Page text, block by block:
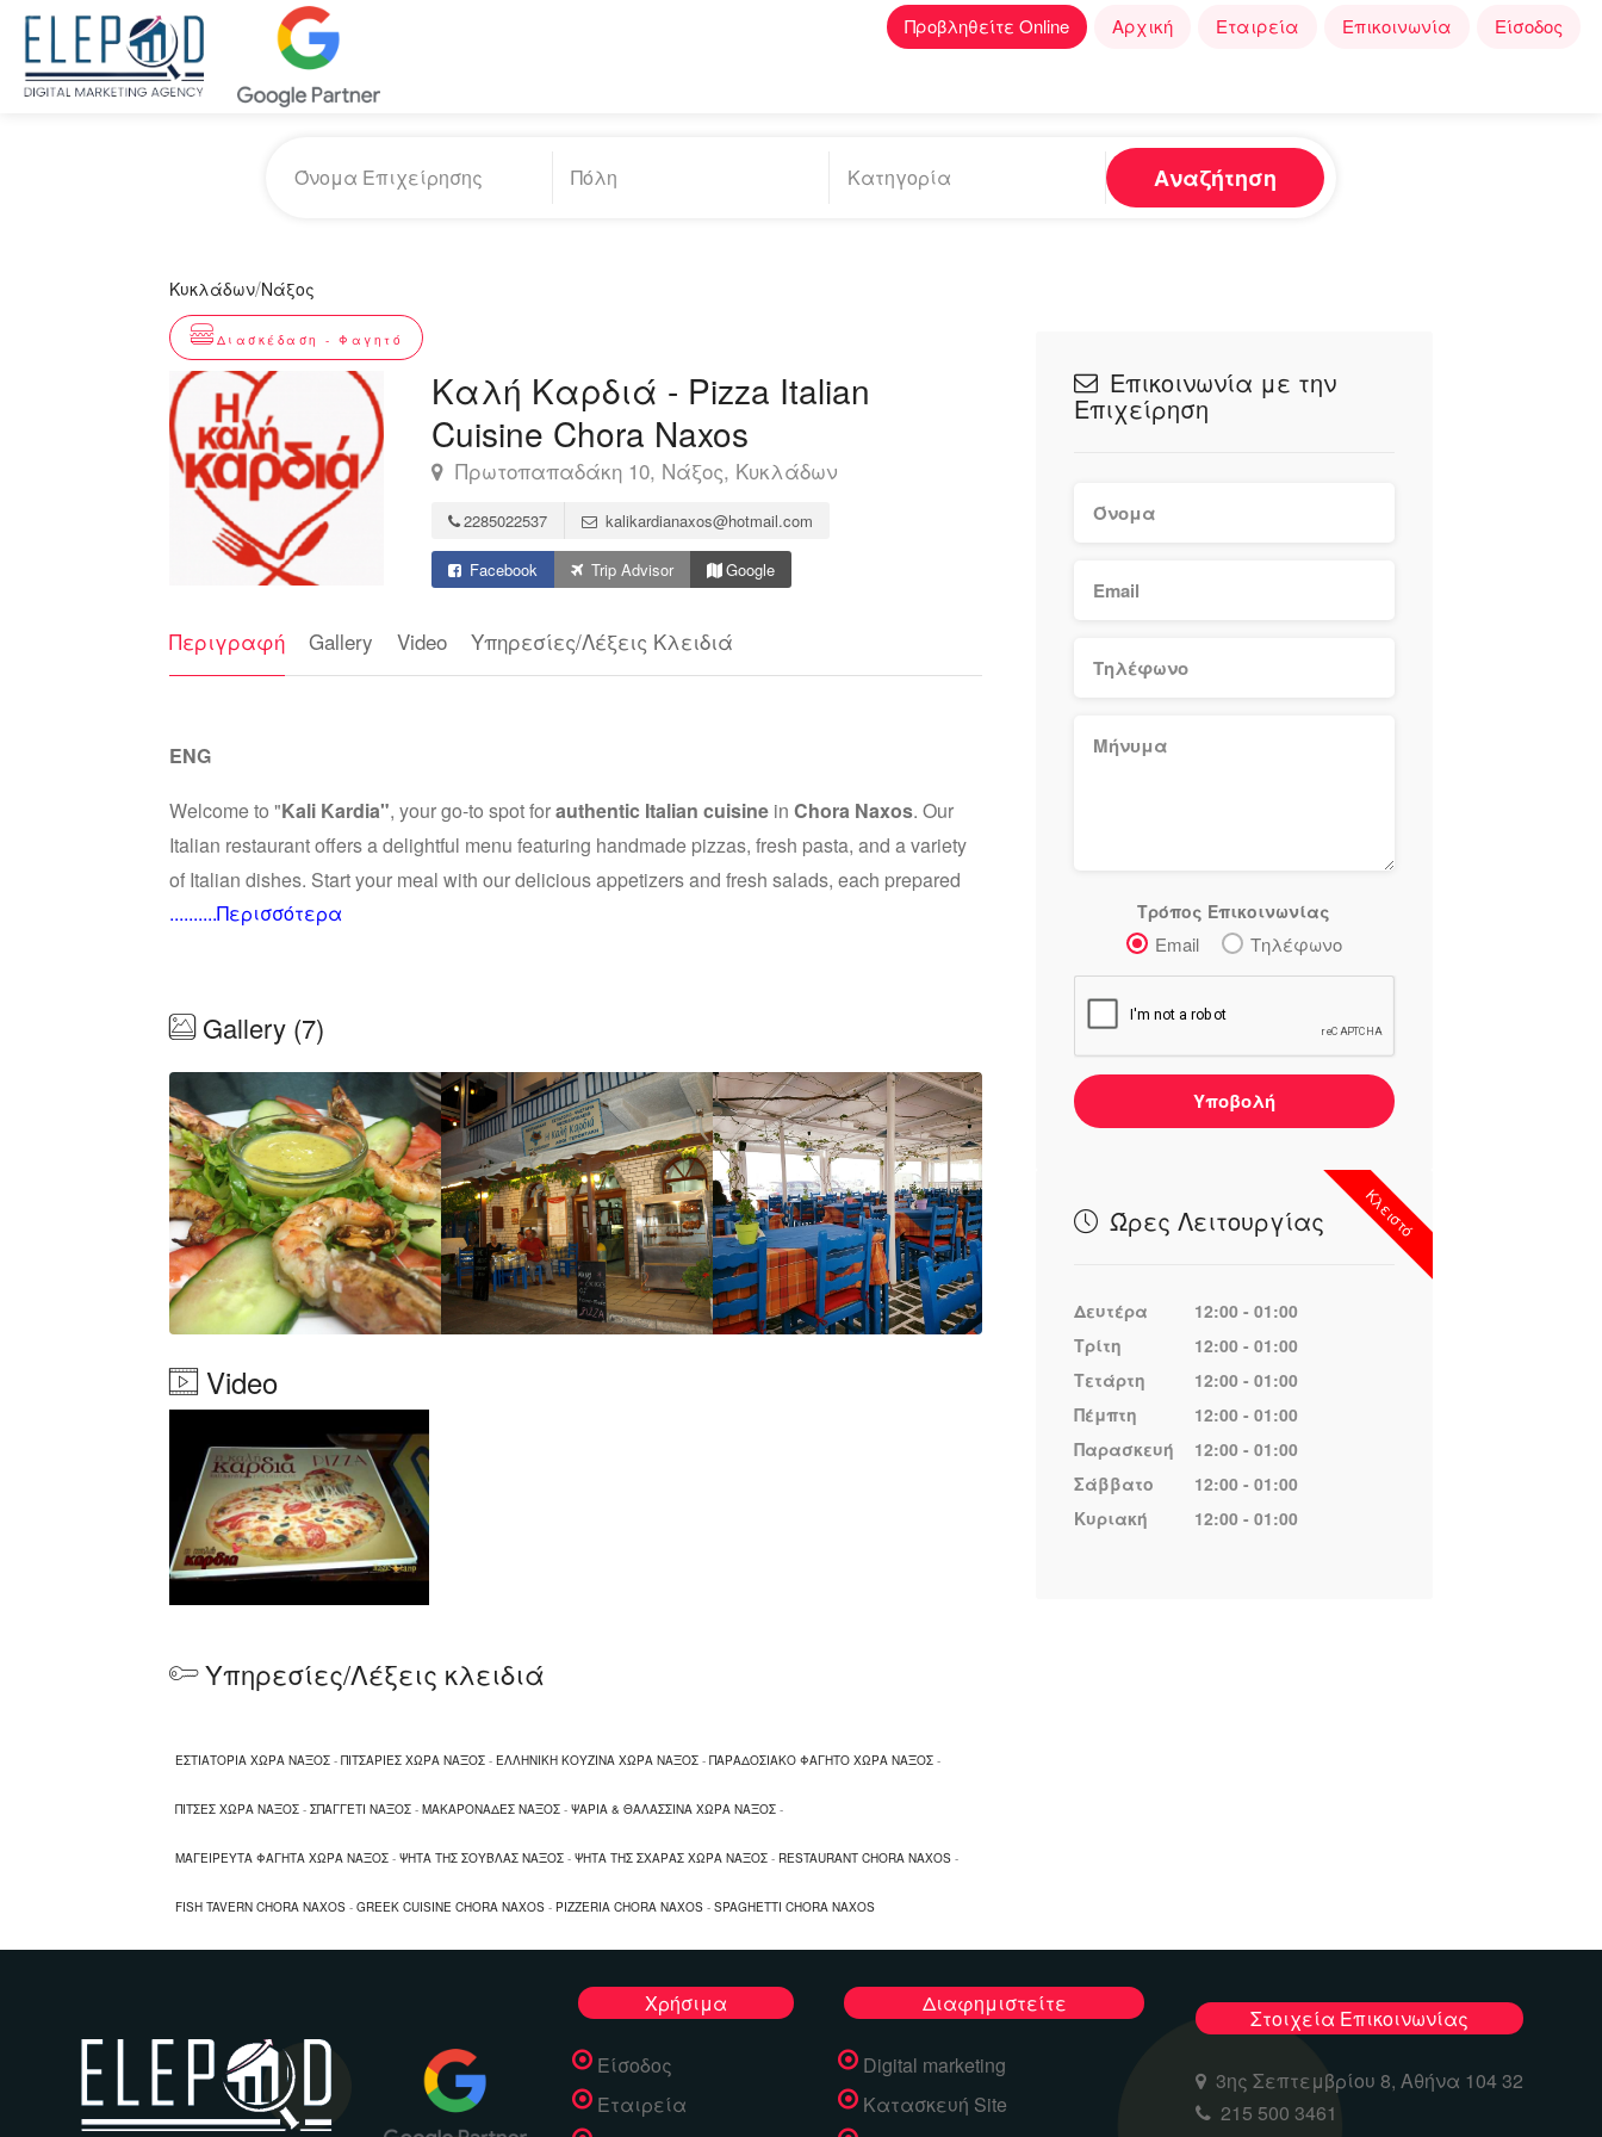
Προβληθείτε Online Αρχική Εταιρεία Επικοινωνία Είσοδος
Αναζήτηση
Κυκλάδων/Νάξος
Διασκέδαση - Φαγητό
Καλή Καρδιά - Pizza Italian
Cuisine Chora Naxos
Πρωτοπαπαδάκη 10, Νάξος, Κυκλάδων
2285022537 kalikardianaxos@hotmail.com
Facebook Trip Advisor Google
Περιγραφή Gallery Video Υπηρεσίες/Λέξεις Κλειδιά
ENG
Welcome to "Kali Kardia", your go-to spot forauthentic Italian cuisine in Chora Naxos. Our
Italian restaurant offers a delightful menu featuring handmade pizzas, fresh pasta, and a variety
of Italian dishes. Start your meal with our delicious appetizers and fresh salads, each prepared
with the finest ingredients. Whether you're craving classic Italian food or looking to try something
ΕΛΛ
Καλώς ήρθατε στο " Καλή Καρδιά", το απόλυτο σημείο γιααυθεντική ιταλική
κουζίναστηΧώρα Νάξου. Το ιταλικό εστιατόριό μας προσφέρει ένα απολαυστικό
μενού με χειροποίητες πίτσες, φρέσκα ζυμαρικά και μια ποικιλία από ιταλικά
πιάτα. Ξεκινήστε το γεύμα σας με τα νόστιμα ορεκτικά και τις φρέσκες σαλάτες
μας, κάθε μία παρασκευασμένη με τα καλύτερα υλικά. Είτε λαχταράτε κλασικό
ιταλικό φαγητό είτε θέλετε να δοκιμάσετε κάτι καινούργιο, το μενού μας έχει κάτι
για όλους. Ελάτε να απολαύσετε την αυθεντική γεύση της Ιταλίας σε μια ζεστή και
φιλόξενη ατμόσφαιρα και ζήστε το καλύτερο ιταλικό φαγητό που έχει να
προσφέρει το νησί.
..........Περισσότερα
Gallery (7)
Video
Υπηρεσίες/Λέξεις κλειδιά
ΕΣΤΙΑΤΟΡΙΑ ΧΩΡΑ ΝΑΞΟΣ - ΠΙΤΣΑΡΙΕΣ ΧΩΡΑ ΝΑΞΟΣ - ΕΛΛΗΝΙΚΗ ΚΟΥΖΙΝΑ ΧΩΡΑ ΝΑΞΟΣ - ΠΑΡΑΔΟΣΙΑΚΟ ΦΑΓΗΤΟ ΧΩΡΑ ΝΑΞΟΣ -
ΠΙΤΣΕΣ ΧΩΡΑ ΝΑΞΟΣ - ΣΠΑΓΓΕΤΙ ΝΑΞΟΣ - ΜΑΚΑΡΟΝΑΔΕΣ ΝΑΞΟΣ - ΨΑΡΙΑ & ΘΑΛΑΣΣΙΝΑ ΧΩΡΑ ΝΑΞΟΣ -
ΜΑΓΕΙΡΕΥΤΑ ΦΑΓΗΤΑ XΩΡΑ ΝΑΞΟΣ - ΨΗΤΑ ΤΗΣ ΣΟΥΒΛΑΣ ΝΑΞΟΣ - ΨΗΤΑ ΤΗΣ ΣΧΑΡΑΣ ΧΩΡΑ ΝΑΞΟΣ - RESTAURANT CHORA NAXOS -
FISH TAVERN CHORA NAXOS - GREEK CUISINE CHORA NAXOS - PIZZERIA CHORA NAXOS - SPAGHETTI CHORA NAXOS
Επικοινωνία με την
Επιχείρηση
Τρόπος Επικοινωνίας
Email Τηλέφωνο
Υποβολή
Κλειστό
Ώρες Λειτουργίας
Δευτέρα
12:00 - 01:00
Τρίτη
12:00 - 01:00
Τετάρτη
12:00 - 01:00
Πέμπτη
12:00 - 01:00
Παρασκευή
12:00 - 01:00
Σάββατο
12:00 - 01:00
Κυριακή
12:00 - 01:00
Χρήσιμα
Είσοδος
Εταιρεία
Διαφημιστείτε
Digital marketing
Κατασκευή Site
Στοιχεία Επικοινωνίας
3ης Σεπτεμβρίου 8, Αθήνα 104 32
215 500 3461